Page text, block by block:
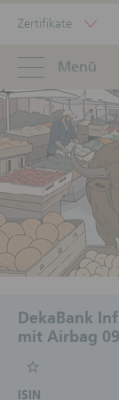
Zertifikate
Menü
DekaBank
mit Airbag
ISIN